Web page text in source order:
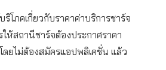
โภคเกี่ยวกับราคาค่าบริการชาร์จ
ห้สถานีชาร์จต้องประกาศราคา
ยไม่ต้องสมัครแอปพลิเคชั่น แล้ว